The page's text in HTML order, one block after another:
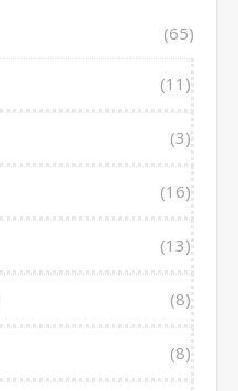
(65)
(11)
(3)
(16)
(13)
(8)
(8)